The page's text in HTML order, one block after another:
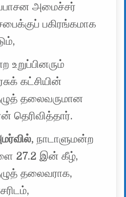
அமைச்சர்
பகிரங்கமாக
உறுப்பினரும்
கட்சியின்
தலைவருமான
தெரிவித்தார்.
நாடாளுமன்ற
27.2 இன் கீழ்,
தலைவராக,